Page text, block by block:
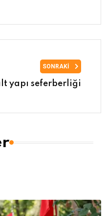
SONRAKI
yapı seferberliği